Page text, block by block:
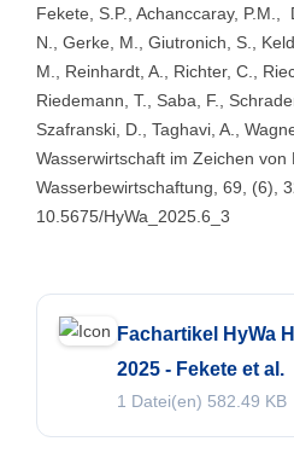
Fekete, S.P., Achanccaray, P.M.,
N., Gerke, M., Giutronich, S.,
M., Reinhardt, A., Richter, C.,
Riedemann, T., Saba, F.,
Szafranski, D., Taghavi, A.,
Wasserwirtschaft im Zeichen
Wasserbewirtschaftung, 69, (6),
10.5675/HyWa_2025.6_3
Fachartikel HyWa
2025 - Fekete et al.
1 Datei(en) 582.49 KB